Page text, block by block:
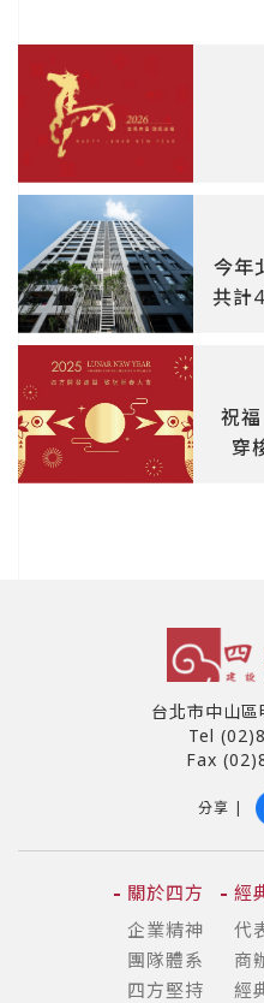
今年
共計
位
終
匯
祝
穿
台北市中山
Tel
Fax
分享 |
關於四方
企業精神
團隊體系
四方堅持
經
代
商
經